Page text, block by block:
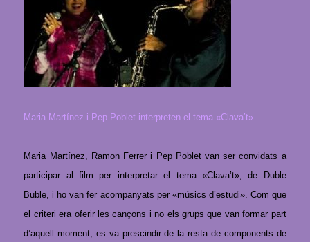
Maria Martínez i Pep Poblet interpreten el tema «Clava’t»
Maria Martínez, Ramon Ferrer i Pep Poblet van ser convidats a
participar al film per interpretar el tema «Clava’t», de Duble
Buble, i ho van fer acompanyats per «músics d’estudi». Com que
el criteri era oferir les cançons i no els grups que van formar part
d’aquell moment, es va prescindir de la resta de components de